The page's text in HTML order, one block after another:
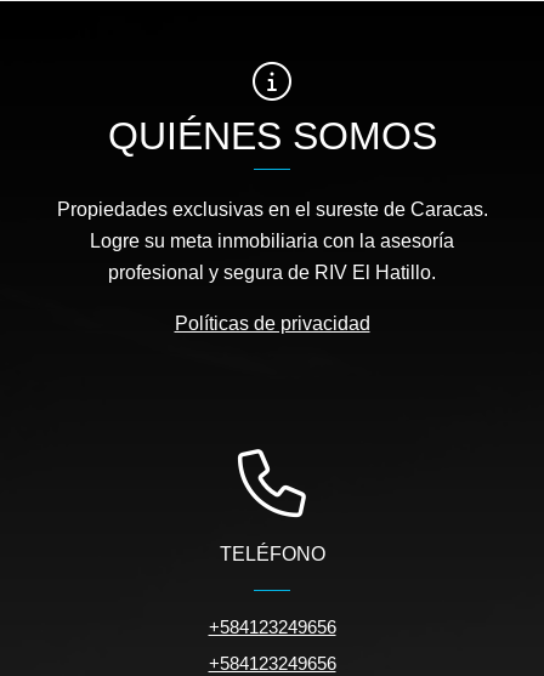
QUIÉNES SOMOS
Propiedades exclusivas en el sureste de Caracas.
Logre su meta inmobiliaria con la asesoría
profesional y segura de RIV El Hatillo.
Políticas de privacidad
TELÉFONO
+584123249656
+584123249656